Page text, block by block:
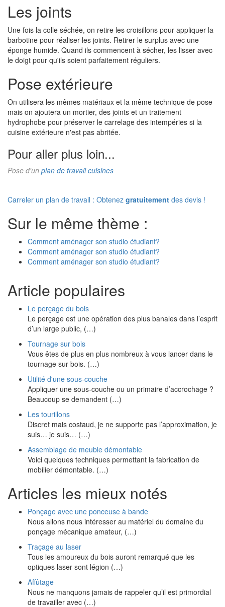
Les joints
Une fois la colle séchée, on retire les croisillons pour appliquer la
barbotine pour réaliser les joints. Retirer le surplus avec une
éponge humide. Quand ils commencent à sécher, les lisser avec
le doigt pour qu'ils soient parfaitement réguliers.
Pose extérieure
On utilisera les mêmes matériaux et la même technique de pose
mais on ajoutera un mortier, des joints et un traitement
hydrophobe pour préserver le carrelage des intempéries si la
cuisine extérieure n'est pas abritée.
Pour aller plus loin...
Pose d'un plan de travail cuisines
Carreler un plan de travail : Obtenez gratuitement des devis !
Sur le même thème :
Comment aménager son studio étudiant?
Comment aménager son studio étudiant?
Comment aménager son studio étudiant?
Article populaires
Le perçage du bois
Le perçage est une opération des plus banales dans l’esprit
d’un large public, (…)
Tournage sur bois
Vous êtes de plus en plus nombreux à vous lancer dans le
tournage sur bois. (…)
Utilité d'une sous-couche
Appliquer une sous-couche ou un primaire d’accrochage ?
Beaucoup se demandent (…)
Les tourillons
Discret mais costaud, je ne supporte pas l’approximation, je
suis… je suis… (…)
Assemblage de meuble démontable
Voici quelques techniques permettant la fabrication de
mobilier démontable. (…)
Articles les mieux notés
Ponçage avec une ponceuse à bande
Nous allons nous intéresser au matériel du domaine du
ponçage mécanique amateur, (…)
Traçage au laser
Tous les amoureux du bois auront remarqué que les
optiques laser sont légion (…)
Affûtage
Nous ne manquons jamais de rappeler qu’il est primordial
de travailler avec (…)